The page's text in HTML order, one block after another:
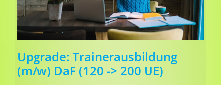
Upgrade: Trainerausbildung
(m/w) DaF (120 -> 200 UE)